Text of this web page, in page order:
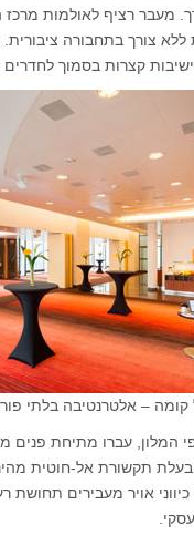
מעבר רציף לאולמות מרכז
ללא צורך בתחבורה
קצרות בסמוך לחדרים
קומה – אלטרנטיבה בלתי
המלון, עברו מתיחת פנים
תקשורת אל-חוטית
אויר מעבירים תחושת